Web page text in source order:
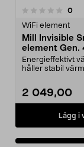
0
WiFi element
Mill Invisible
element Gen.
W
Energieffektivt
håller stabil
2 049,00
Lägg i
5.0av 5